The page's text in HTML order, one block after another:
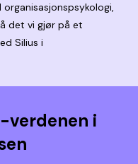
det vi gjør på et
Silius i
verdenen i